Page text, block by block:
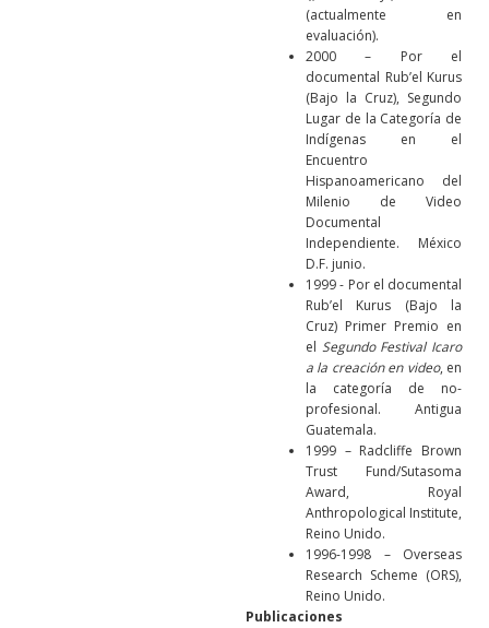
(actualmente en
evaluación).
2000 – Por el
documental Rub’el Kurus
(Bajo la Cruz), Segundo
Lugar de la Categoría de
Indígenas en el
Encuentro
Hispanoamericano del
Milenio de Video
Documental
Independiente. México
D.F. junio.
1999 - Por el documental
Rub’el Kurus (Bajo la
Cruz) Primer Premio en
el Segundo Festival Icaro
a la creación en video, en
la categoría de no-
profesional. Antigua
Guatemala.
1999 – Radcliffe Brown
Trust Fund/Sutasoma
Award, Royal
Anthropological Institute,
Reino Unido.
1996-1998 – Overseas
Research Scheme (ORS),
Reino Unido.
Publicaciones